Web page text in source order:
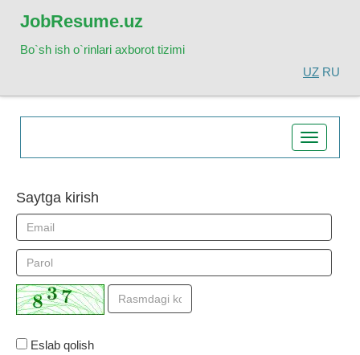
JobResume.uz
Bo`sh ish o`rinlari axborot tizimi
UZ RU
Toggle
navigation
Saytga kirish
Eslab qolish